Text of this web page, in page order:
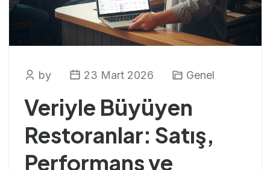
by 23 Mart 2026 Genel
Veriyle Büyüyen
Restoranlar: Satış,
Performans ve